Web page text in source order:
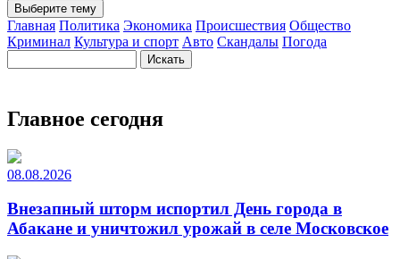
Выберите тему
Главная Политика Экономика Происшествия Общество
Криминал Культура и спорт Авто Скандалы Погода
Главное сегодня
08.08.2026
Внезапный шторм испортил День города в
Абакане и уничтожил урожай в селе Московское